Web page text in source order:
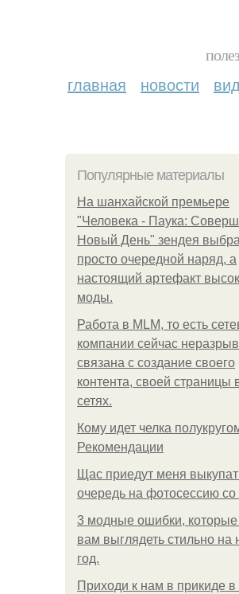
главная новости
Популярные материалы
На шанхайской премьере
"Человека - Паука:
Новый День" зендея
просто очередной наряд, а
настоящий артефакт
моды.
Работа в MLM, то есть
компании сейчас
связана с создание своего
контента, своей страницы
сетях.
Кому идет челка
Рекомендации
Щас приедут меня
очередь на фотосессию со
3 модные ошибки,
вам выглядеть стильно на
год.
Приходи к нам в прикиде в